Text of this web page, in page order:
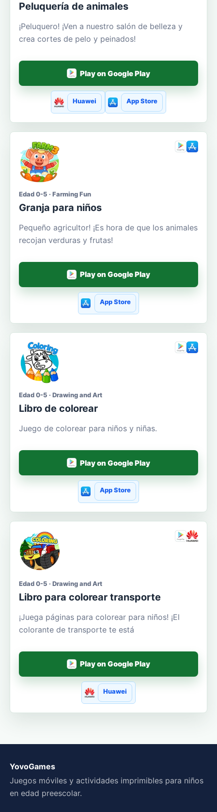
Peluquería de animales
¡Peluquero! ¡Ven a nuestro salón de belleza y
crea cortes de pelo y peinados!
Play on Google Play
Huawei App Store
Edad 0-5 · Farming Fun
Granja para niños
Pequeño agricultor! ¡Es hora de que los animales
recojan verduras y frutas!
Play on Google Play
App Store
Edad 0-5 · Drawing and Art
Libro de colorear
Juego de colorear para niños y niñas.
Play on Google Play
App Store
Edad 0-5 · Drawing and Art
Libro para colorear transporte
¡Juega páginas para colorear para niños! ¡El
colorante de transporte te está
Play on Google Play
Huawei
YovoGames
Juegos móviles y actividades imprimibles para niños
en edad preescolar.